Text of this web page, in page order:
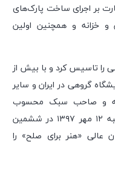
در سال ۱۳۴۲ و نیز نظارت بر اجرای ساخت پارک‌های
و خزانه و همچنین اولین
موزه محجوبی را تاسیس کرد و با بیش از
گروهی در ایران و سایر
و صاحب سبک محسوب
می‌شود. حسین محجوبی در روز پنج‌شنبه ۱۲ مهر ۱۳۹۷ در ششمین
عالی «هنر برای صلح» را